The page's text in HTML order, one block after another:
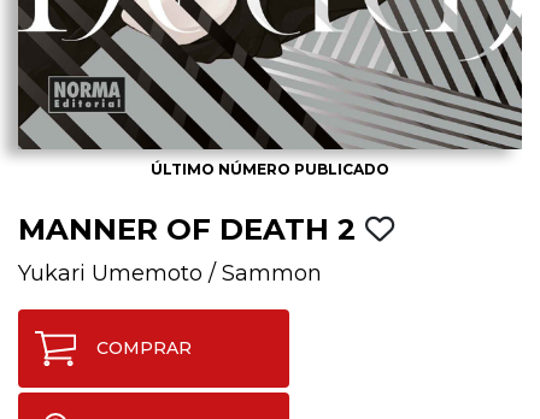
ÚLTIMO NÚMERO PUBLICADO
MANNER OF DEATH 2
Yukari Umemoto / Sammon
COMPRAR